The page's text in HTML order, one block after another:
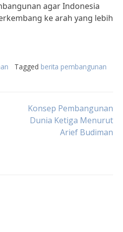
agar Indonesia
ke arah yang lebih
Tagged berita pembangunan
Konsep Pembangunan
Dunia Ketiga Menurut
Arief Budiman